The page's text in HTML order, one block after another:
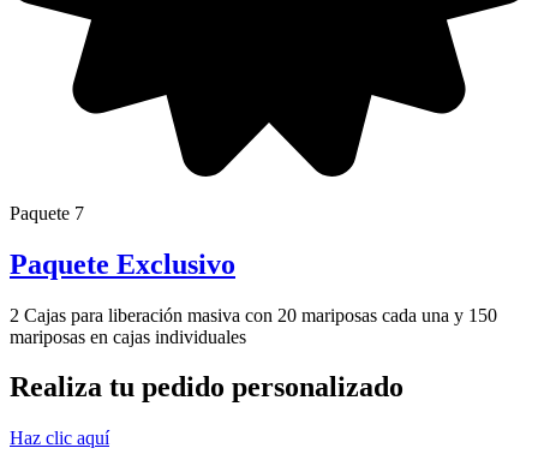
Paquete 7
Paquete Exclusivo
2 Cajas para liberación masiva con 20 mariposas cada una y 150
mariposas en cajas individuales
Realiza tu pedido personalizado
Haz clic aquí